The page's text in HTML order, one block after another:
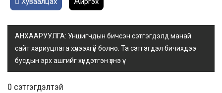
АНХААРУУЛГА: Уншигчдын бичсэн сэтгэгдэлд манай
сайт хариуцлага хүлээхгүй болно. Та сэтгэгдэл бичихдээ
бусдын эрх ашгийг хүндэтгэн үзнэ үү.
0 cэтгэгдэлтэй